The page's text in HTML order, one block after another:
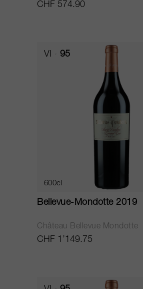
CHF 574.90
VI 95
600cl
Bellevue-Mondotte 2019
Château Bellevue Mondotte
CHF 1’149.75